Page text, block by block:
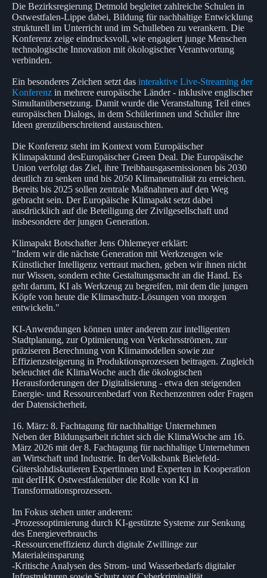
Die Bezirksregierung Detmold begleitet zahlreiche Schulen in
Ostwestfalen-Lippe dabei, Bildung für nachhaltige Entwicklung
strukturell im Unterricht und im Schulleben zu verankern. Die
Konferenz zeige eindrucksvoll, wie engagiert junge Menschen
technologische Innovation mit ökologischer Verantwortung
verbinden.
Ein besonderes Zeichen setzt das interaktive Live-Streaming der
Konferenz in mehrere europäische Länder - inklusive englischer
Simultanübersetzung. Damit wurde die Veranstaltung Teil eines
europäischen Dialogs, in dem Schülerinnen und Schüler ihre
Ideen grenzüberschreitend austauschten.
Die Konferenz steht im Kontext vom Europäischer
Klimapaktund desEuropäischer Green Deal. Die Europäische
Union verfolgt das Ziel, ihre Treibhausgasemissionen bis 2030
deutlich zu senken und bis 2050 Klimaneutralität zu erreichen.
Bereits bis 2025 sollen zentrale Maßnahmen auf den Weg
gebracht sein. Der Europäische Klimapakt setzt dabei
ausdrücklich auf die Beteiligung der Zivilgesellschaft und
insbesondere der jungen Generation.
Klimapakt Botschafter Jens Ohlemeyer erklärt:
"Indem wir die nächste Generation mit Werkzeugen wie
Künstlicher Intelligenz vertraut machen, geben wir ihnen nicht
nur Wissen, sondern echte Gestaltungsmacht an die Hand. Es
geht darum, KI als Werkzeug zu begreifen, mit dem die jungen
Köpfe von heute die Klimaschutz-Lösungen von morgen
entwickeln."
KI-Anwendungen können unter anderem zur intelligenten
Stadtplanung, zur Optimierung von Verkehrsströmen, zur
präziseren Berechnung von Klimamodellen sowie zur
Effizienzsteigerung in Produktionsprozessen beitragen. Zugleich
beleuchtet die KlimaWoche auch die ökologischen
Herausforderungen der Digitalisierung - etwa den steigenden
Energie- und Ressourcenbedarf von Rechenzentren oder Fragen
der Datensicherheit.
16. März: 8. Fachtagung für nachhaltige Unternehmen
Neben der Bildungsarbeit richtet sich die KlimaWoche am 16.
März 2026 mit der 8. Fachtagung für nachhaltige Unternehmen
an Wirtschaft und Industrie. In derVolksbank Bielefeld-
Güterslohdiskutieren Expertinnen und Experten in Kooperation
mit derIHK Ostwestfalenüber die Rolle von KI in
Transformationsprozessen.
Im Fokus stehen unter anderem:
-Prozessoptimierung durch KI-gestützte Systeme zur Senkung
des Energieverbrauchs
-Ressourceneffizienz durch digitale Zwillinge zur
Materialeinsparung
-Kritische Analysen des Strom- und Wasserbedarfs digitaler